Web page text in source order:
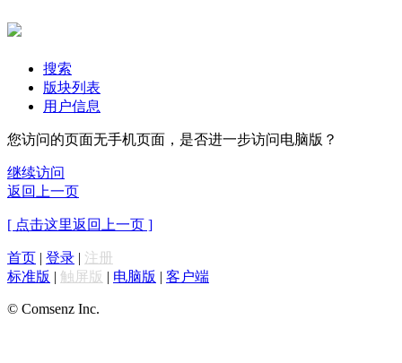
搜索
版块列表
用户信息
您访问的页面无手机页面，是否进一步访问电脑版？
继续访问
返回上一页
[ 点击这里返回上一页 ]
首页 | 登录 | 注册
标准版 | 触屏版 | 电脑版 | 客户端
© Comsenz Inc.